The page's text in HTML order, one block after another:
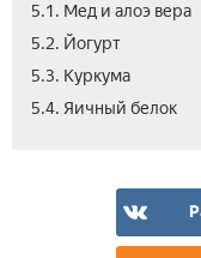
5.1. Мед и алоэ вера
5.2. Йогурт
5.3. Куркума
5.4. Яичный белок